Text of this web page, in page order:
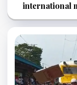
international